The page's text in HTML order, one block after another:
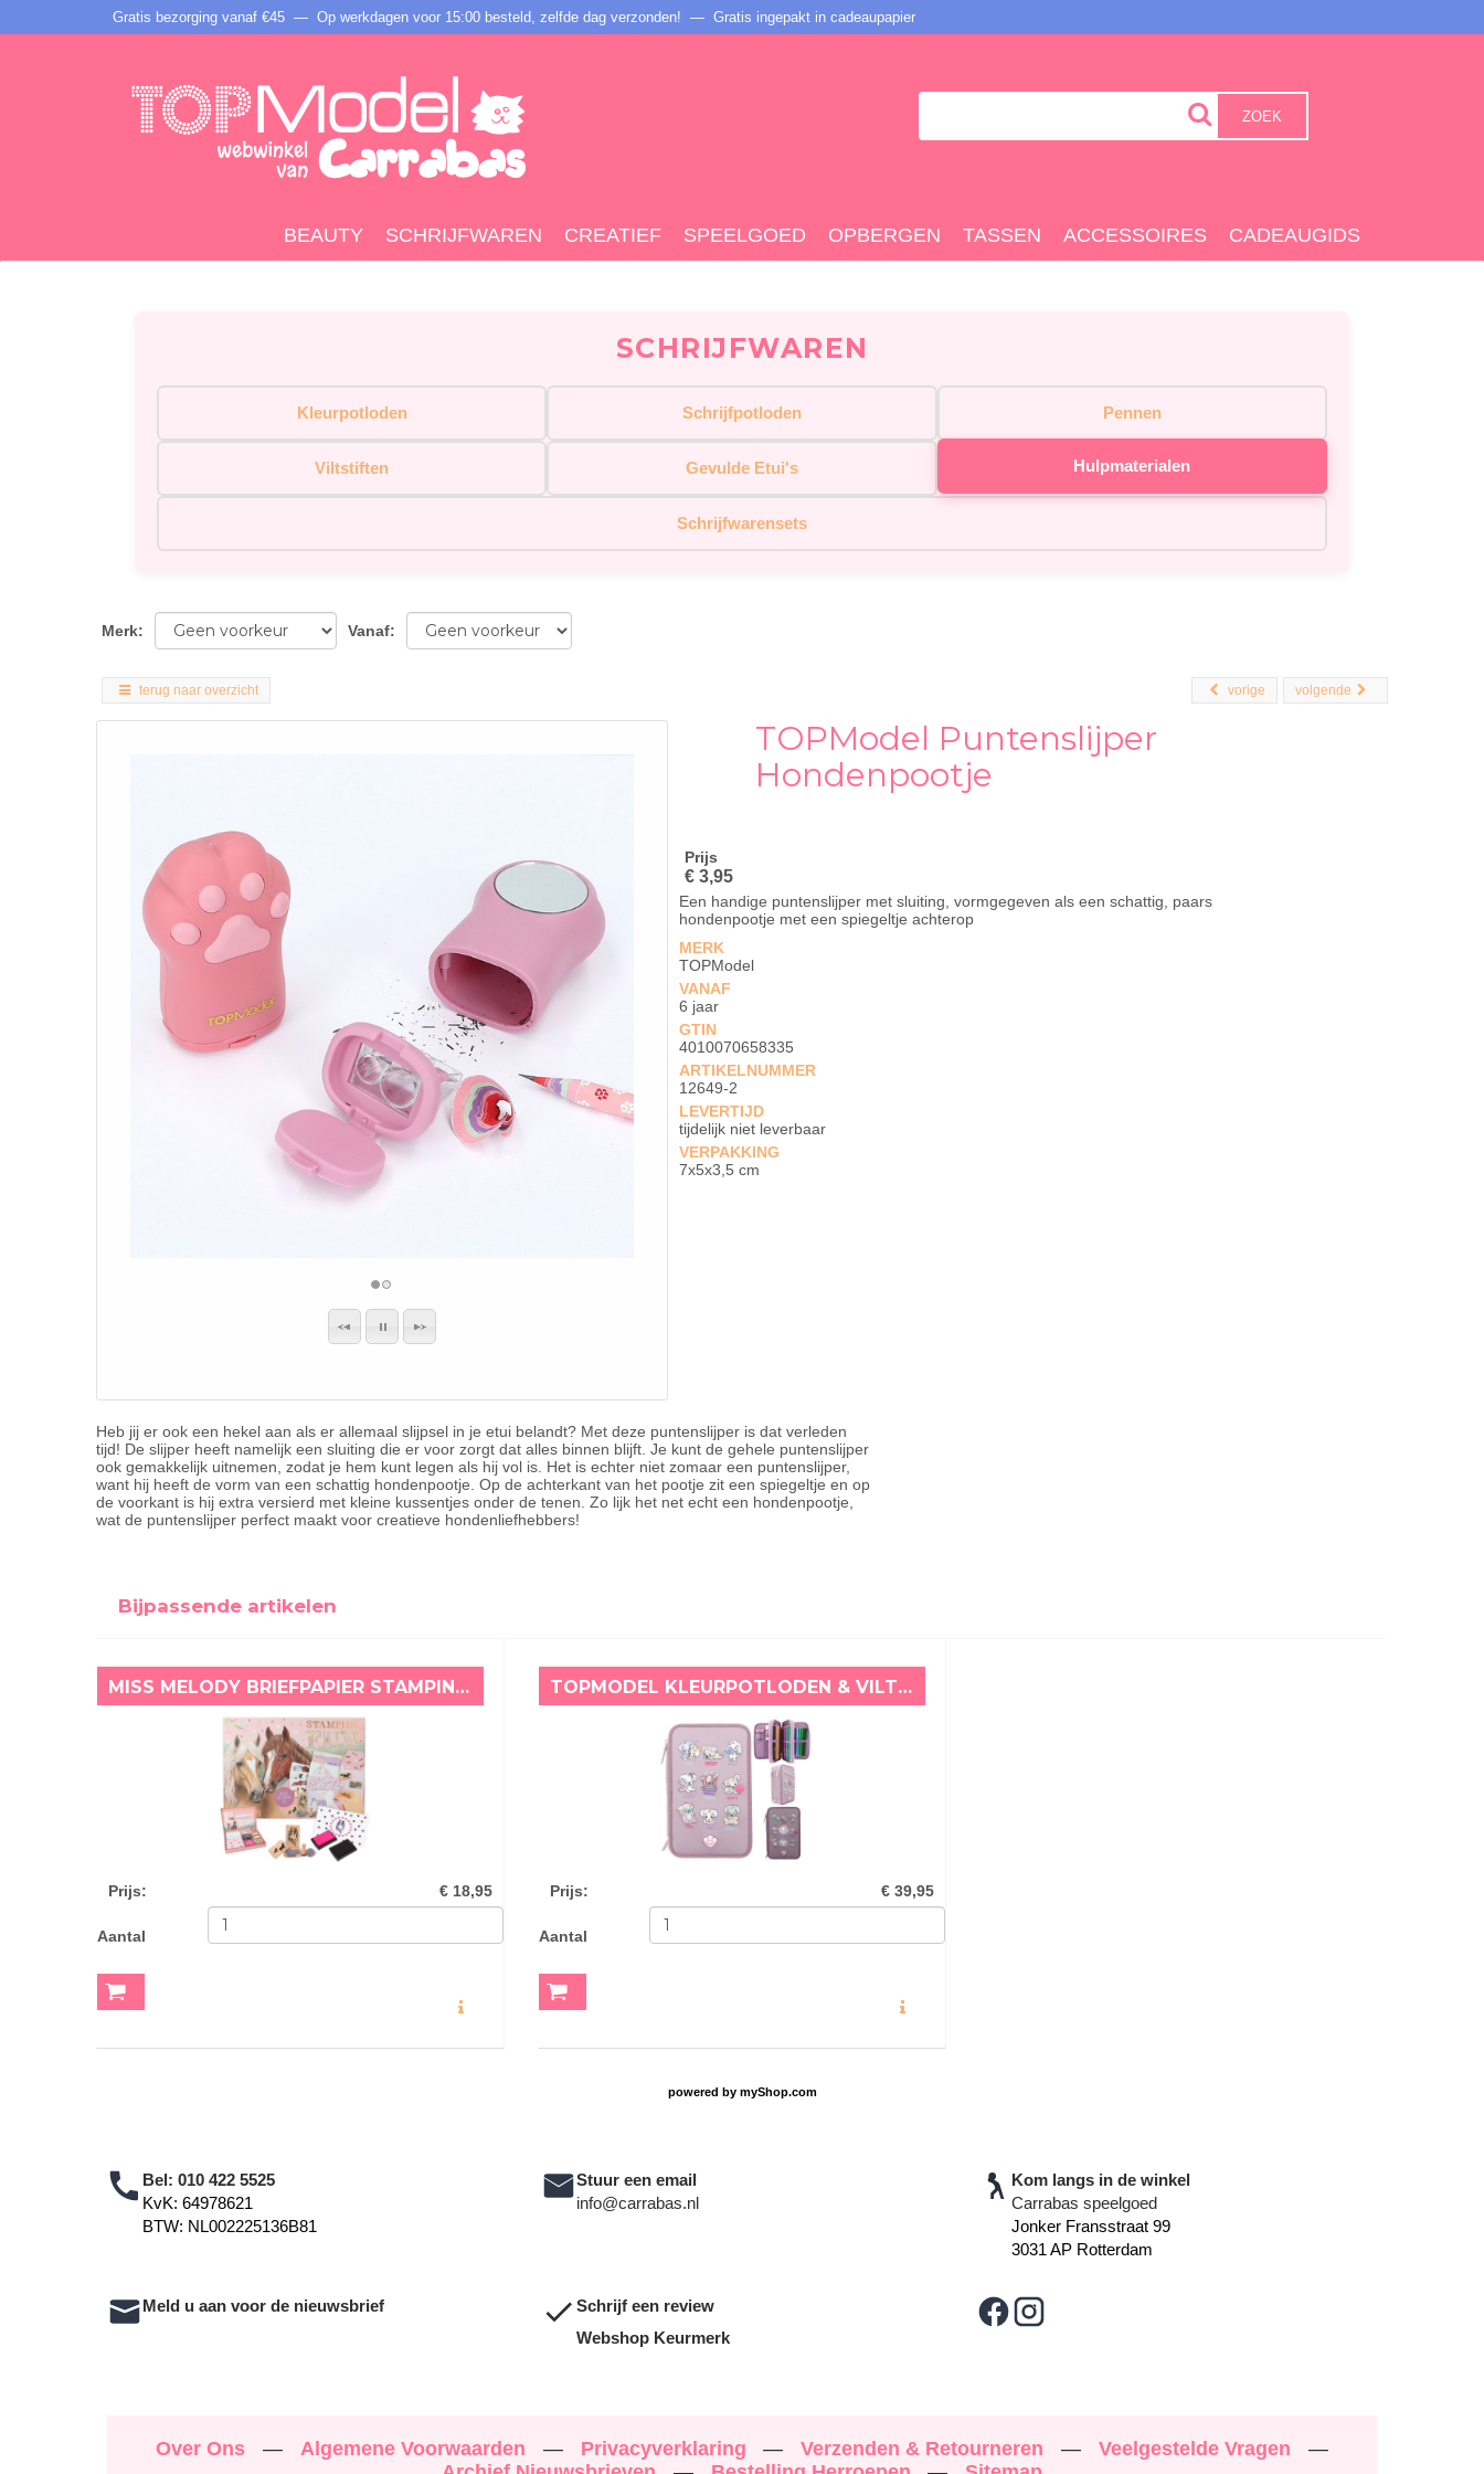
Gratis bezorging vanaf €45 — Op werkdagen voor 15:00 besteld, zelfde dag verzonden! — Gratis ingepakt in cadeaupapier
ZOEK
BEAUTY SCHRIJFWAREN CREATIEF SPEELGOED OPBERGEN TASSEN ACCESSOIRES CADEAUGIDS
SCHRIJFWAREN
Kleurpotloden Schrijfpotloden Pennen
Viltstiften Gevulde Etui's Hulpmaterialen
Schrijfwarensets
Merk: Vanaf:
terug naar overzicht volgende
vorige
TOPModel Puntenslijper
Hondenpootje
Prijs
€ 3,95
Een handige puntenslijper met sluiting, vormgegeven als een schattig, paars
hondenpootje met een spiegeltje achterop
MERK
TOPModel
VANAF
6 jaar
GTIN
4010070658335
ARTIKELNUMMER
12649-2
LEVERTIJD
tijdelijk niet leverbaar
VERPAKKING
7x5x3,5 cm
Heb jij er ook een hekel aan als er allemaal slijpsel in je etui belandt? Met deze puntenslijper is dat verleden
tijd! De slijper heeft namelijk een sluiting die er voor zorgt dat alles binnen blijft. Je kunt de gehele puntenslijper
ook gemakkelijk uitnemen, zodat je hem kunt legen als hij vol is. Het is echter niet zomaar een puntenslijper,
want hij heeft de vorm van een schattig hondenpootje. Op de achterkant van het pootje zit een spiegeltje en op
de voorkant is hij extra versierd met kleine kussentjes onder de tenen. Zo lijk het net echt een hondenpootje,
wat de puntenslijper perfect maakt voor creatieve hondenliefhebbers!
Bijpassende artikelen
MISS MELODY BRIEFPAPIER STAMPING FUN
Prijs: € 18,95
Aantal
TOPMODEL KLEURPOTLODEN & VILTSTIFTEN ETUI MET LICHT STEMMINGEN HONDJES
Prijs: € 39,95
Aantal
powered by myShop.com
Bel: 010 422 5525
KvK: 64978621
BTW: NL002225136B81
Stuur een email
info@carrabas.nl
Kom langs in de winkel
Carrabas speelgoed
Jonker Fransstraat 99
3031 AP Rotterdam
Meld u aan voor de nieuwsbrief
Schrijf een review
Webshop Keurmerk
Over Ons — Algemene Voorwaarden — Privacyverklaring — Verzenden & Retourneren — Veelgestelde Vragen
—